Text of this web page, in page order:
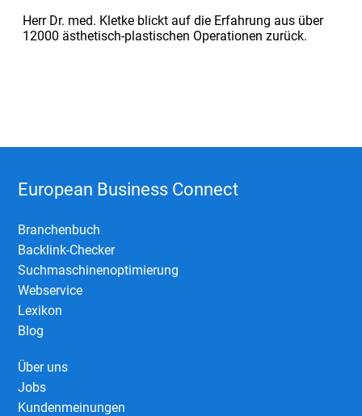
Herr Dr. med. Kletke blickt auf die Erfahrung aus über
12000 ästhetisch-plastischen Operationen zurück.
European Business Connect
Branchenbuch
Backlink-Checker
Suchmaschinenoptimierung
Webservice
Lexikon
Blog
Über uns
Jobs
Kundenmeinungen